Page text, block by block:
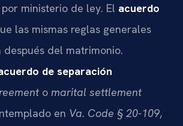
ministerio de ley. El acuerdo
las mismas reglas generales
después del matrimonio.
de separación
o marital settlement
en Va. Code § 20-109,